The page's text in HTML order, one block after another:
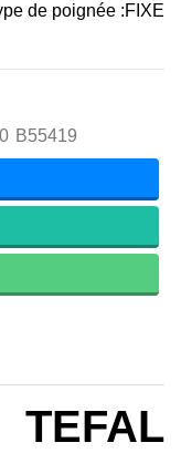
de poignée :FIXE
B55419